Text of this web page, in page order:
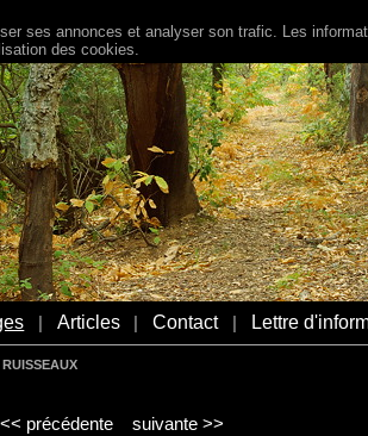
Articles Contact Lettre
<< précédente suivante >>
ses annonces et analyser son trafic. Les
des cookies.